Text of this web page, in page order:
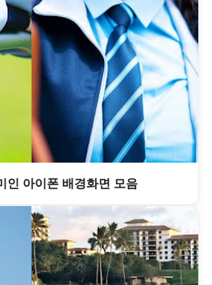
인 아이폰 배경화면 모음